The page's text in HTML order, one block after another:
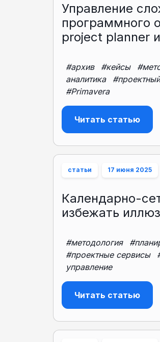
Управление
программного
project planner
#архив #кейсы
аналитика
#Primavera
Читать статью
статьи 17 июня 2025
Календарно-
избежать
#методология
#проектные сервисы
управление
Читать статью